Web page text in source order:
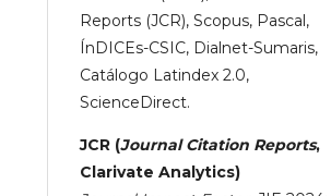
Reports (JCR), Scopus, Pascal,
ÍnDICEs-CSIC, Dialnet-Sumaris,
Catálogo Latindex 2.0,
ScienceDirect.
JCR (Journal Citation Reports,
Clarivate Analytics)